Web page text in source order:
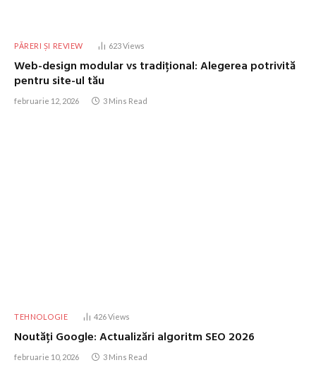
PĂRERI ȘI REVIEW 623Views
Web-design modular vs tradițional: Alegerea potrivită
pentru site-ul tău
februarie 12, 2026 3 Mins Read
TEHNOLOGIE 426Views
Noutăți Google: Actualizări algoritm SEO 2026
februarie 10, 2026 3 Mins Read